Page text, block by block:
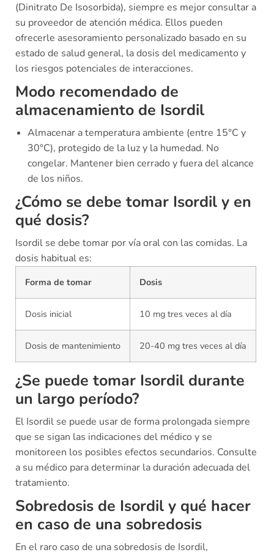
(Dinitrato De Isosorbida), siempre es mejor consultar a
su proveedor de atención médica. Ellos pueden
ofrecerle asesoramiento personalizado basado en su
estado de salud general, la dosis del medicamento y
los riesgos potenciales de interacciones.
Modo recomendado de
almacenamiento de Isordil
Almacenar a temperatura ambiente (entre 15°C y
30°C), protegido de la luz y la humedad. No
congelar. Mantener bien cerrado y fuera del alcance
de los niños.
¿Cómo se debe tomar Isordil y en
qué dosis?
Isordil se debe tomar por vía oral con las comidas. La
dosis habitual es:
Forma de tomar Dosis
Dosis inicial 10 mg tres veces al día
Dosis de mantenimiento 20-40 mg tres veces al día
¿Se puede tomar Isordil durante
un largo período?
El Isordil se puede usar de forma prolongada siempre
que se sigan las indicaciones del médico y se
monitoreen los posibles efectos secundarios. Consulte
a su médico para determinar la duración adecuada del
tratamiento.
Sobredosis de Isordil y qué hacer
en caso de una sobredosis
En el raro caso de una sobredosis de Isordil,